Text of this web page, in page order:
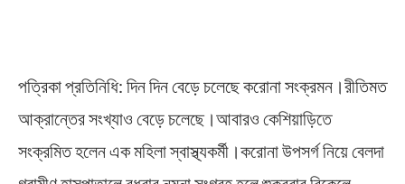
পত্রিকা প্রতিনিধি: দিন দিন বেড়ে চলেছে করোনা সংক্রমন।রীতিমত
আক্রান্তের সংখ্যাও বেড়ে চলেছে।আবারও কেশিয়াড়িতে
সংক্রমিত হলেন এক মহিলা স্বাস্থ্যকর্মী।করোনা উপসর্গ নিয়ে বেলদা